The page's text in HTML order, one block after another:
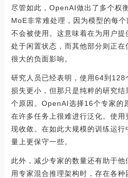
尽管如此，OpenAI做出了多个权
MoE非常难处理，因为模型的每
不会被使用。这意味着在为用户
处于闲置状态，而其他部分则正在
很大的负面影响。
研究人员已经表明，使用64到128
损失更小，但那只是纯粹的研究
个原因。OpenAI选择16个专家的
在许多任务上很难进行泛化。使
现收敛。在如此大规模的训练运
量上更保守一些。
此外，减少专家的数量还有助于
用专家混合推理架构时，存在各